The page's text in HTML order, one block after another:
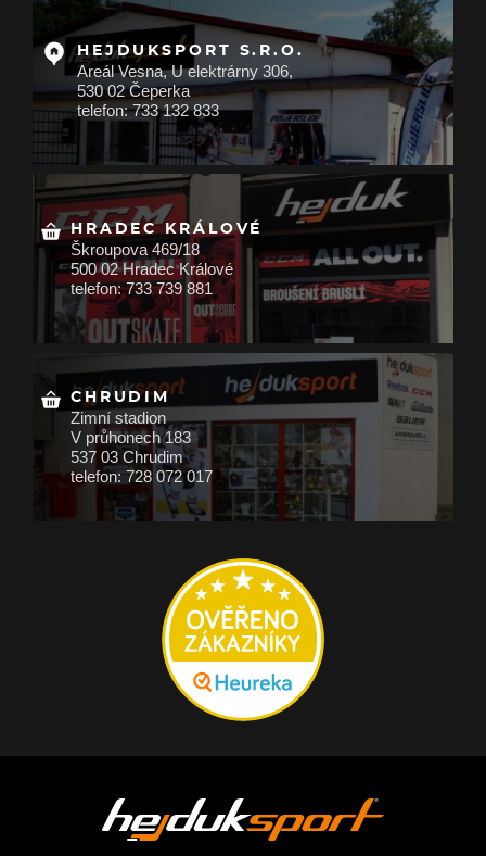
HEJDUKSPORT S.R.O.
Areál Vesna, U elektrárny 306,
530 02 Čeperka
telefon: 733 132 833
HRADEC KRÁLOVÉ
Škroupova 469/18
500 02 Hradec Králové
telefon: 733 739 881
CHRUDIM
Zimní stadion
V průhonech 183
537 03 Chrudim
telefon: 728 072 017